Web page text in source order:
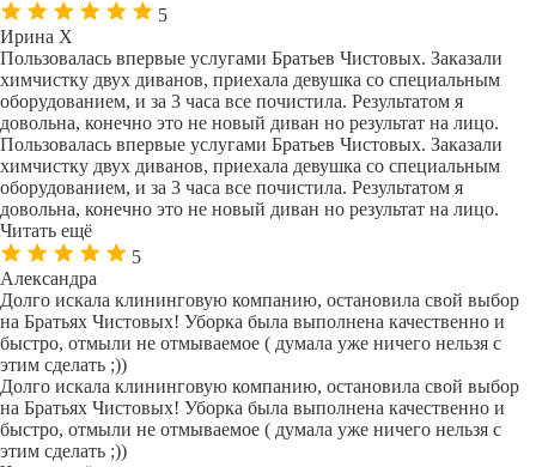
5
Ирина Х
Пользовалась впервые услугами Братьев Чистовых. Заказали
химчистку двух диванов, приехала девушка со специальным
оборудованием, и за 3 часа все почистила. Результатом я
довольна, конечно это не новый диван но результат на лицо.
Пользовалась впервые услугами Братьев Чистовых. Заказали
химчистку двух диванов, приехала девушка со специальным
оборудованием, и за 3 часа все почистила. Результатом я
довольна, конечно это не новый диван но результат на лицо.
Читать ещё
5
Александра
Долго искала клининговую компанию, остановила свой выбор
на Братьях Чистовых! Уборка была выполнена качественно и
быстро, отмыли не отмываемое ( думала уже ничего нельзя с
этим сделать ;))
Долго искала клининговую компанию, остановила свой выбор
на Братьях Чистовых! Уборка была выполнена качественно и
быстро, отмыли не отмываемое ( думала уже ничего нельзя с
этим сделать ;))